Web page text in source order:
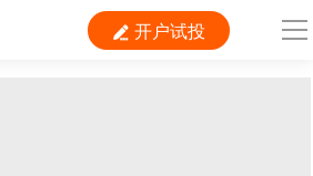
 开户试投
导